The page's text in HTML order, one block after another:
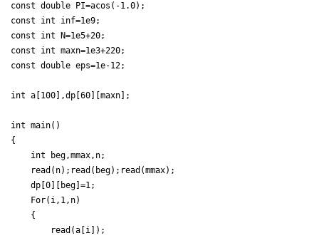
const double PI=acos(-1.0);
const int inf=1e9;
const int N=1e5+20;
const int maxn=1e3+220;
const double eps=1e-12;
int a[100],dp[60][maxn];
int main()
{
    int beg,mmax,n;
    read(n);read(beg);read(mmax);
    dp[0][beg]=1;
    For(i,1,n)
    {
        read(a[i]);